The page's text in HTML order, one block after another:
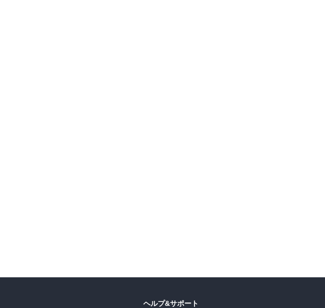
ヘルプ&サポート